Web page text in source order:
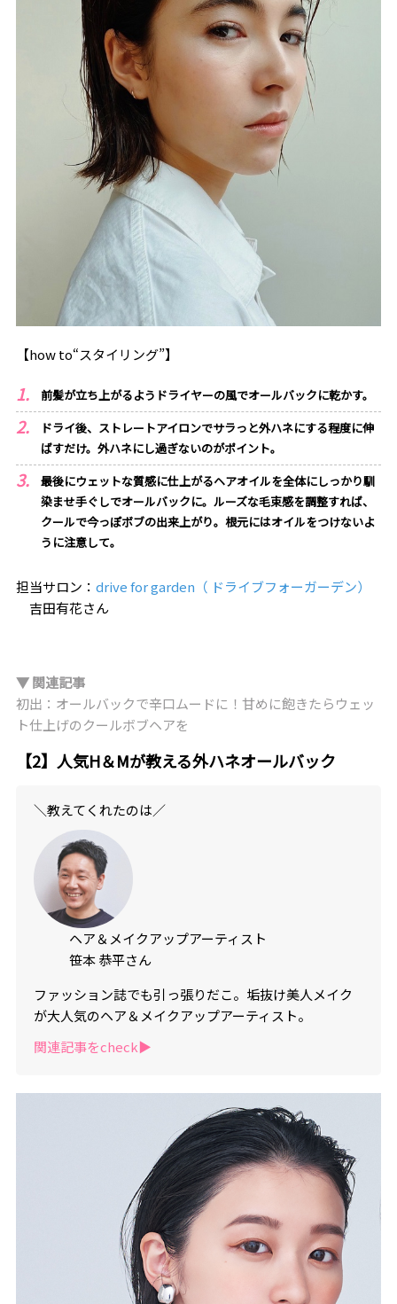
【how to“スタイリング”】
前髪が立ち上がるようドライヤーの風でオールバックに乾かす。
ドライ後、ストレートアイロンでサラっと外ハネにする程度に伸
ばすだけ。外ハネにし過ぎないのがポイント。
最後にウェットな質感に仕上がるヘアオイルを全体にしっかり馴
染ませ手ぐしでオールバックに。ルーズな毛束感を調整すれば、
クールで今っぽボブの出来上がり。根元にはオイルをつけないよ
うに注意して。
担当サロン： drive for garden（ ドライブフォーガーデン）
吉田有花さん
▼ 関連記事
初出：オールバックで辛口ムードに！甘めに飽きたらウェッ
ト仕上げのクールボブヘアを
【2】人気H＆Mが教える外ハネオールバック
＼教えてくれたのは／
ヘア＆メイクアップアーティスト
笹本 恭平さん
ファッション誌でも引っ張りだこ。垢抜け美人メイク
が大人気のヘア＆メイクアップアーティスト。
関連記事をcheck▶︎